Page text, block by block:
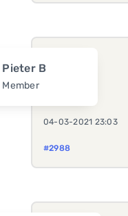
Pieter B
Member
04-03-2021 23:03
#2988